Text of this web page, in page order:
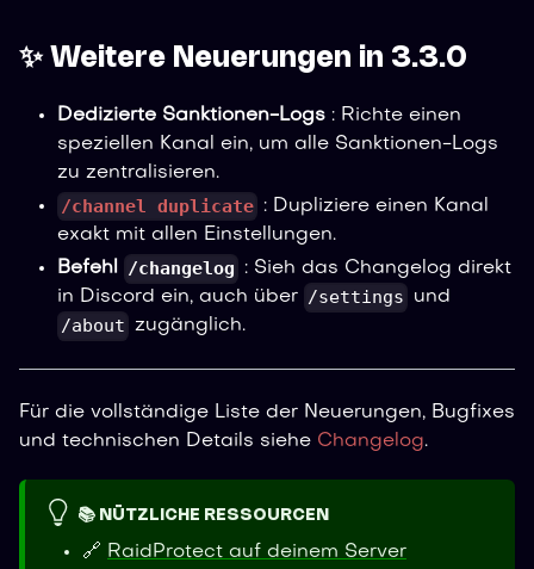
✨ Weitere Neuerungen in 3.3.0
Dedizierte Sanktionen-Logs : Richte einen
speziellen Kanal ein, um alle Sanktionen-Logs
zu zentralisieren.
/channel duplicate : Dupliziere einen Kanal
exakt mit allen Einstellungen.
Befehl /changelog
: Sieh das Changelog direkt
in Discord ein, auch über /settings und
/about zugänglich.
Für die vollständige Liste der Neuerungen, Bugfixes
und technischen Details siehe Changelog.
📚 NÜTZLICHE RESSOURCEN
🔗 RaidProtect auf deinem Server